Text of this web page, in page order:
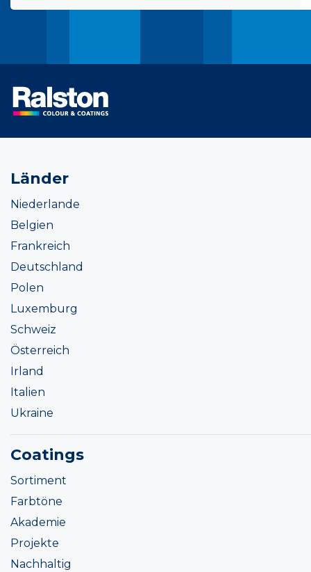
Länder
Niederlande
Belgien
Frankreich
Deutschland
Polen
Luxemburg
Schweiz
Österreich
Irland
Italien
Ukraine
Coatings
Sortiment
Farbtöne
Akademie
Projekte
Nachhaltig